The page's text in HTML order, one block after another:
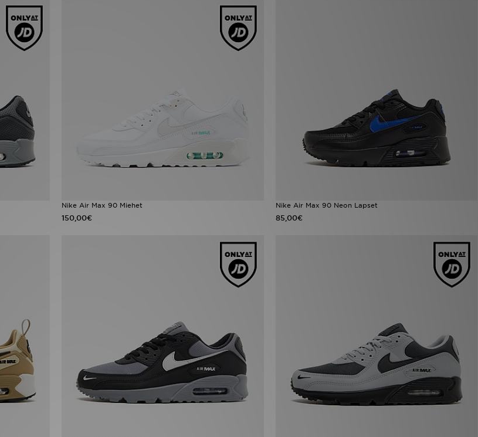
Nike Air Max 90 Miehet
150,00€
Nike Air Max 90 Neon Lapset
85,00€